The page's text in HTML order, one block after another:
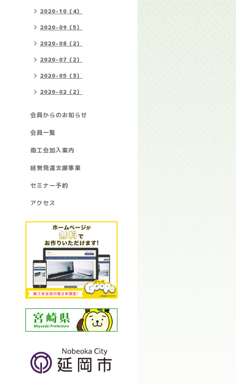
2020-10（4）
2020-09（5）
2020-08（2）
2020-07（2）
2020-05（3）
2020-02（2）
会員からのお知らせ
会員一覧
商工会加入案内
経営発達支援事業
セミナー予約
アクセス